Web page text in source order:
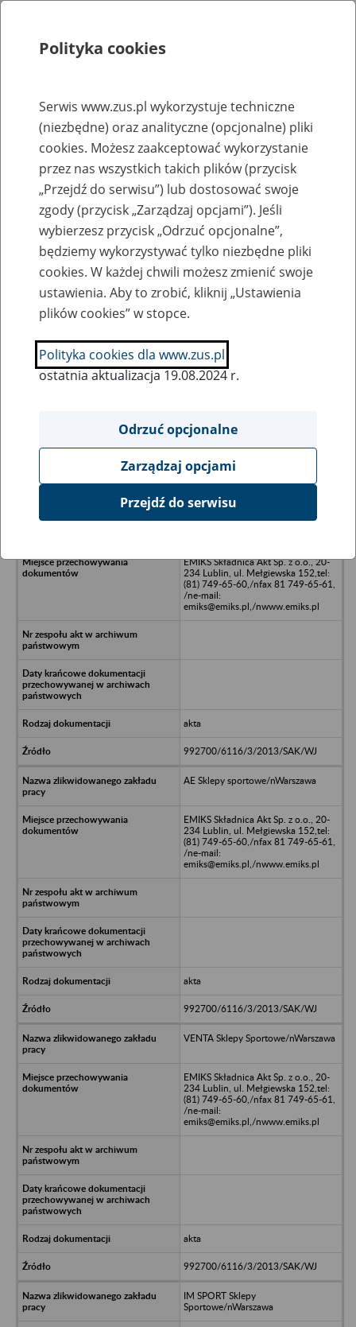
Rejestry, ewidencje i archiwa
Baza zlikwidowanych lub
przekształconych zakładów pracy
Nazwa zakładu pracy:
SZUKAJ
Ukryj wszystkie pozycje bazy
Sklepy Sportowe A. Pisowacka, E.
EMIKS Składnica Akt Sp. z o.o., 20-
234 Lublin, ul. Mełgiewska 152,tel:
(81) 749-65-60,/nfax 81 749-65-61,
/ne-mail:
emiks@emiks.pl,/nwww.emiks.pl
akta
992700/6116/3/2013/SAK/WJ
AE Sklepy sportowe/nWarszawa
EMIKS Składnica Akt Sp. z o.o., 20-
234 Lublin, ul. Mełgiewska 152,tel:
(81) 749-65-60,/nfax 81 749-65-61,
/ne-mail:
emiks@emiks.pl,/nwww.emiks.pl
akta
992700/6116/3/2013/SAK/WJ
VENTA Sklepy Sportowe/nWarszawa
EMIKS Składnica Akt Sp. z o.o., 20-
234 Lublin, ul. Mełgiewska 152,tel:
(81) 749-65-60,/nfax 81 749-65-61,
/ne-mail:
emiks@emiks.pl,/nwww.emiks.pl
akta
992700/6116/3/2013/SAK/WJ
IM SPORT Sklepy
Sportowe/nWarszawa
Polityka cookies
Serwis www.zus.pl wykorzystuje techniczne
(niezbędne) oraz analityczne (opcjonalne) pliki
cookies. Możesz zaakceptować wykorzystanie
przez nas wszystkich takich plików (przycisk
„Przejdź do serwisu”) lub dostosować swoje
zgody (przycisk „Zarządzaj opcjami”). Jeśli
wybierzesz przycisk „Odrzuć opcjonalne”,
będziemy wykorzystywać tylko niezbędne pliki
cookies. W każdej chwili możesz zmienić swoje
ustawienia. Aby to zrobić, kliknij „Ustawienia
plików cookies” w stopce.
Polityka cookies dla www.zus.pl
ostatnia aktualizacja 19.08.2024 r.
Odrzuć opcjonalne
Zarządzaj opcjami
Przejdź do serwisu